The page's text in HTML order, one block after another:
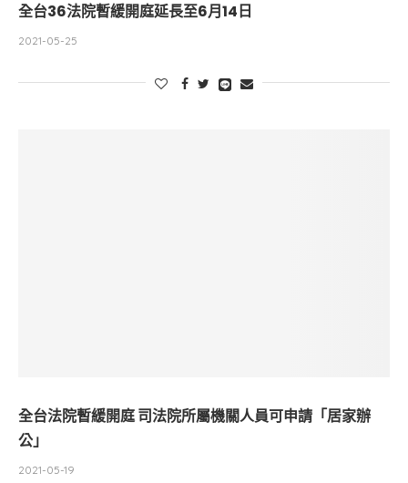
全台36法院暫緩開庭延長至6月14日
2021-05-25
全台法院暫緩開庭 司法院所屬機關人員可申請「居家辦
公」
2021-05-19